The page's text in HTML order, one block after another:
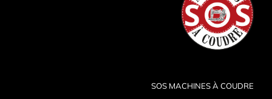
SOS MACHINES À COUDRE